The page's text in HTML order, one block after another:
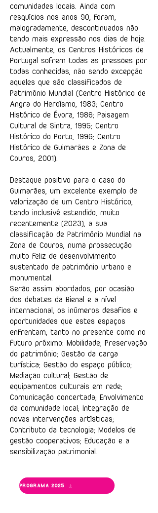
comunidades locais. Ainda com
resquícios nos anos 90, foram,
malogradamente, descontinuados não
tendo mais expressão nos dias de hoje.
Actualmente, os Centros Históricos de
Portugal sofrem todas as pressões por
todas conhecidas, não sendo excepção
aqueles que são classificados de
Património Mundial (Centro Histórico de
Angra do Heroísmo, 1983; Centro
Histórico de Évora, 1986; Paisagem
Cultural de Sintra, 1995; Centro
Histórico do Porto, 1996; Centro
Histórico de Guimarães e Zona de
Couros, 2001).
Destaque positivo para o caso do
Guimarães, um excelente exemplo de
valorização de um Centro Histórico,
tendo inclusivé estendido, muito
recentemente (2023), a sua
classificação de Património Mundial na
Zona de Couros, numa prossecução
muito feliz de desenvolvimento
sustentado de património urbano e
monumental.
Serão assim abordados, por ocasião
dos debates da Bienal e a nível
internacional, os inúmeros desafios e
oportunidades que estes espaços
enfrentam, tanto no presente como no
futuro próximo: Mobilidade; Preservação
do património; Gestão da carga
turística; Gestão do espaço público;
Mediação cultural; Gestão de
equipamentos culturais em rede;
Comunicação concertada; Envolvimento
da comunidade local; Integração de
novas intervenções artísticas;
Contributo da tecnologia; Modelos de
gestão cooperativos; Educação e a
sensibilização patrimonial.
PROGRAMA 2025